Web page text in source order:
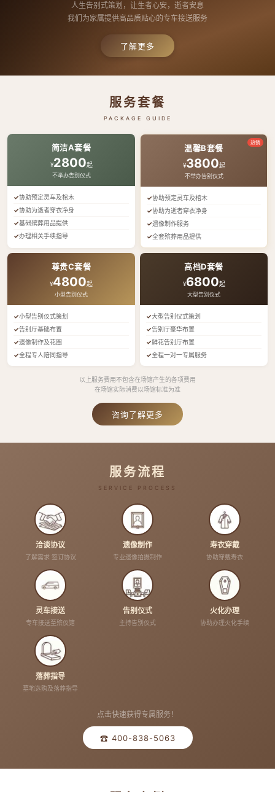
人生告别式策划，让生者心安，逝者安息
我们为家属提供高品质贴心的专车接送服务
了解更多
服务套餐
PACKAGE GUIDE
简洁A套餐
¥2800起
不举办告别仪式
协助预定灵车及棺木
协助为逝者穿衣净身
基础殡葬用品提供
办理相关手续指导
热销
温馨B套餐
¥3800起
不举办告别仪式
协助预定灵车及棺木
协助为逝者穿衣净身
遗像制作服务
全套殡葬用品提供
尊贵C套餐
¥4800起
小型告别仪式
小型告别仪式策划
告别厅基础布置
遗像制作及花圈
全程专人陪同指导
高档D套餐
¥6800起
大型告别仪式
大型告别仪式策划
告别厅豪华布置
鲜花告别厅布置
全程一对一专属服务
以上服务费用不包含在场馆产生的各项费用
在场馆实际消费以场馆标准为准
咨询了解更多
服务流程
SERVICE PROCESS
洽谈协议
了解需求 签订协议
遗像制作
专业遗像拍摄制作
寿衣穿戴
协助穿戴寿衣
灵车接送
专车接送至殡仪馆
告别仪式
主持告别仪式
火化办理
协助办理火化手续
落葬指导
墓地选购及落葬指导
点击快速获得专属服务！
☎ 400-838-5063